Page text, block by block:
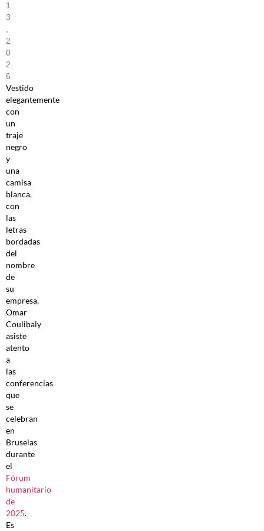
1
3
2
0
2
6
Vestido
elegantemente
con
un
traje
negro
y
una
camisa
blanca,
con
las
letras
bordadas
del
nombre
de
su
empresa,
Omar
Coulibaly
asiste
atento
a
las
conferencias
que
se
celebran
en
Bruselas
durante
el
Fórum
humanitario
de
2025.
Es